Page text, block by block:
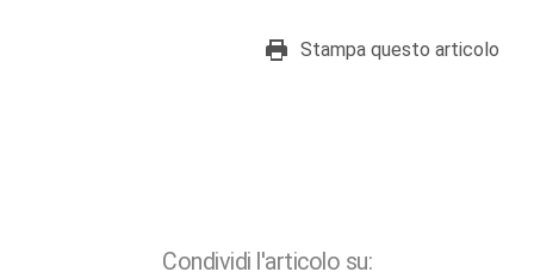
Stampa questo articolo
Condividi l'articolo su: